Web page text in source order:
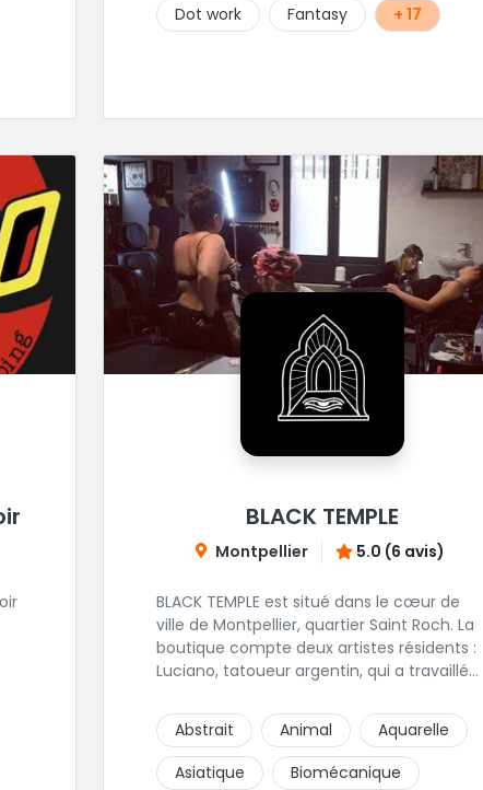
Dot work
Fantasy + 17
BLACK TEMPLE
Montpellier 5.0 (6 avis)
BLACK TEMPLE est situé dans le cœur de
ville de Montpellier, quartier Saint Roch. La
boutique compte deux artistes résidents :
Luciano, tatoueur argentin, qui a travaillé
avant de venir s'installer en France en 2014.
Et, Jaxar, qui a travaillé dans plusieurs
boutiques de la ville avant de rejoindre
notre équipe. La boutique accueille
Abstrait Animal
Aquarelle
Asiatique
Biomécanique